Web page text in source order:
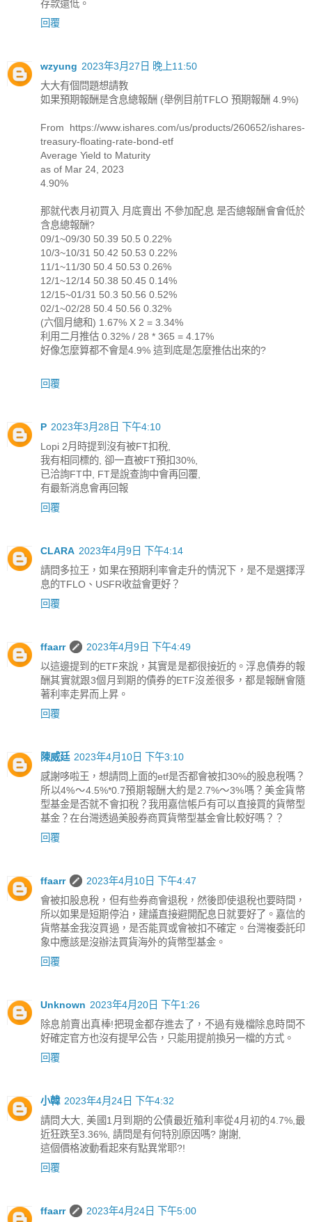
存款還低。
回覆
wzyung 2023年3月27日 晚上11:50
大大有個問題想請教
如果預期報酬是含息總報酬 (舉例目前TFLO 預期報酬 4.9%)
From https://www.ishares.com/us/products/260652/ishares-
treasury-floating-rate-bond-etf
Average Yield to Maturity
as of Mar 24, 2023
4.90%
那就代表月初買入 月底賣出 不參加配息 是否總報酬會會低於
含息總報酬?
09/1~09/30 50.39 50.5 0.22%
10/3~10/31 50.42 50.53 0.22%
11/1~11/30 50.4 50.53 0.26%
12/1~12/14 50.38 50.45 0.14%
12/15~01/31 50.3 50.56 0.52%
02/1~02/28 50.4 50.56 0.32%
(六個月總和) 1.67% X 2 = 3.34%
利用二月推估 0.32% / 28 * 365 = 4.17%
好像怎麼算都不會是4.9% 這到底是怎麼推估出來的?
回覆
P 2023年3月28日 下午4:10
Lopi 2月時提到沒有被FT扣稅,
我有相同標的, 卻一直被FT預扣30%,
已洽詢FT中, FT是說查詢中會再回覆,
有最新消息會再回報
回覆
CLARA 2023年4月9日 下午4:14
請問多拉王，如果在預期利率會走升的情況下，是不是選擇浮
息的TFLO、USFR收益會更好？
回覆
ffaarr
2023年4月9日 下午4:49
以這邊提到的ETF來說，其實是是都很接近的。浮息債券的報
酬其實就跟3個月到期的債券的ETF沒差很多，都是報酬會隨
著利率走昇而上昇。
回覆
陳威廷 2023年4月10日 下午3:10
感謝哆啦王，想請問上面的etf是否都會被扣30%的股息稅嗎？
所以4%～4.5%*0.7預期報酬大約是2.7%～3%嗎？美金貨幣
型基金是否就不會扣稅？我用嘉信帳戶有可以直接買的貨幣型
基金？在台灣透過美股券商買貨幣型基金會比較好嗎？？
回覆
ffaarr
2023年4月10日 下午4:47
會被扣股息稅，但有些券商會退稅，然後即使退稅也要時間，
所以如果是短期停泊，建議直接避開配息日就要好了。嘉信的
貨幣基金我沒買過，是否能買或會被扣不確定。台灣複委託印
象中應該是沒辦法買貨海外的貨幣型基金。
回覆
Unknown 2023年4月20日 下午1:26
除息前賣出真棒!把現金都存進去了，不過有幾檔除息時間不
好確定官方也沒有提早公告，只能用提前換另一檔的方式。
回覆
小韓 2023年4月24日 下午4:32
請問大大, 美國1月到期的公債最近殖利率從4月初的4.7%,最
近狂跌至3.36%, 請問是有何特別原因嗎? 謝謝,
這個價格波動看起來有點異常耶?!
回覆
ffaarr 2023年4月24日 下午5:00